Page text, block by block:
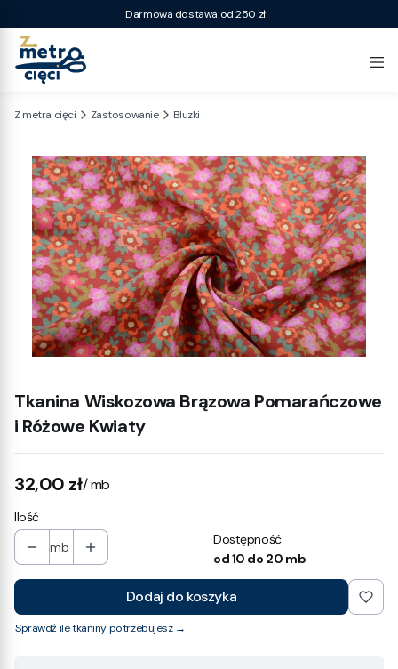
Darmowa dostawa od 250 zł
Z metra cięci Zastosowanie Bluzki
Tkanina Wiskozowa Brązowa Pomarańczowe
i Różowe Kwiaty
Cena
32,00 zł/ mb
Ilość
mb
Dostępność:
od 10 do 20 mb
Dodaj do koszyka
Sprawdź ile tkaniny potrzebujesz →